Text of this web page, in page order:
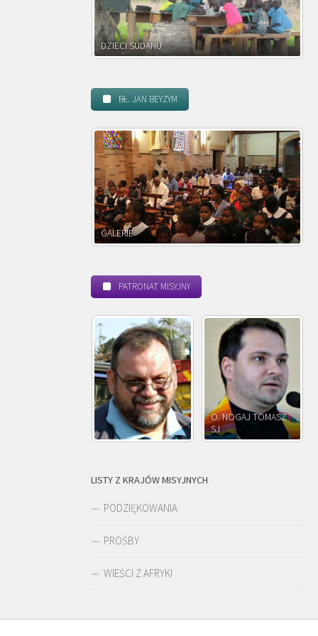
DZIECI ZAMBII
BŁ. JAN BEYZYM
POWOŁANIE MISYJNE
PATRONAT MISYJNY
O. NOGAJ TOMASZ
O. JÓZEF OLEKSY SJ
O. JÓZEF
LISTY Z KRAJÓW MISYJNYCH
PODZIĘKOWANIA
PROŚBY
WIEŚCI Z AFRYKI